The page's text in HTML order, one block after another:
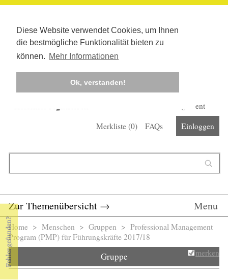
Diese Website verwendet Cookies, um Ihnen
die bestmögliche Funktionalität bieten zu
können. Mehr Informationen
Ok, verstanden!
Kostenlos registrieren
Corona-Management
Merkliste (0) FAQs Einloggen
Zur Themenübersicht → Menu
Sie sind hier
Home > Menschen > Gruppen > Professional Management
Program (PMP) für Führungskräfte 2017/18
Gruppe merken